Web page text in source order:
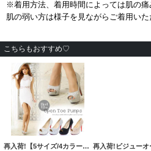
※着用方法、着用時間によっては肌の痛
肌の弱い方は様子を見ながらご着用いた
こちらもおすすめ♡
再入荷!【5サイズ/4カラー】敷き詰められた輝くストーンが豪華に煌めく♪☆4色展開の12cmヒールオープントゥパンプス[OF02]